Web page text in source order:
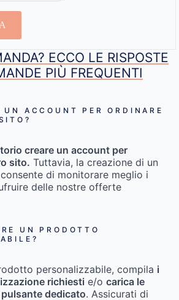
ECCO LE RISPOSTE
PIÙ FREQUENTI
UN ACCOUNT PER ORDINARE
creare un account per
sito. Tuttavia, la creazione di un
di monitorare meglio i
delle nostre offerte
UN PRODOTTO
personalizzabile, compila i
richiesti e/o carica le
dedicato. Assicurati di